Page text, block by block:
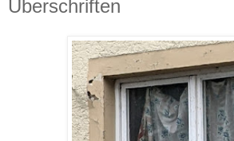
Überschriften